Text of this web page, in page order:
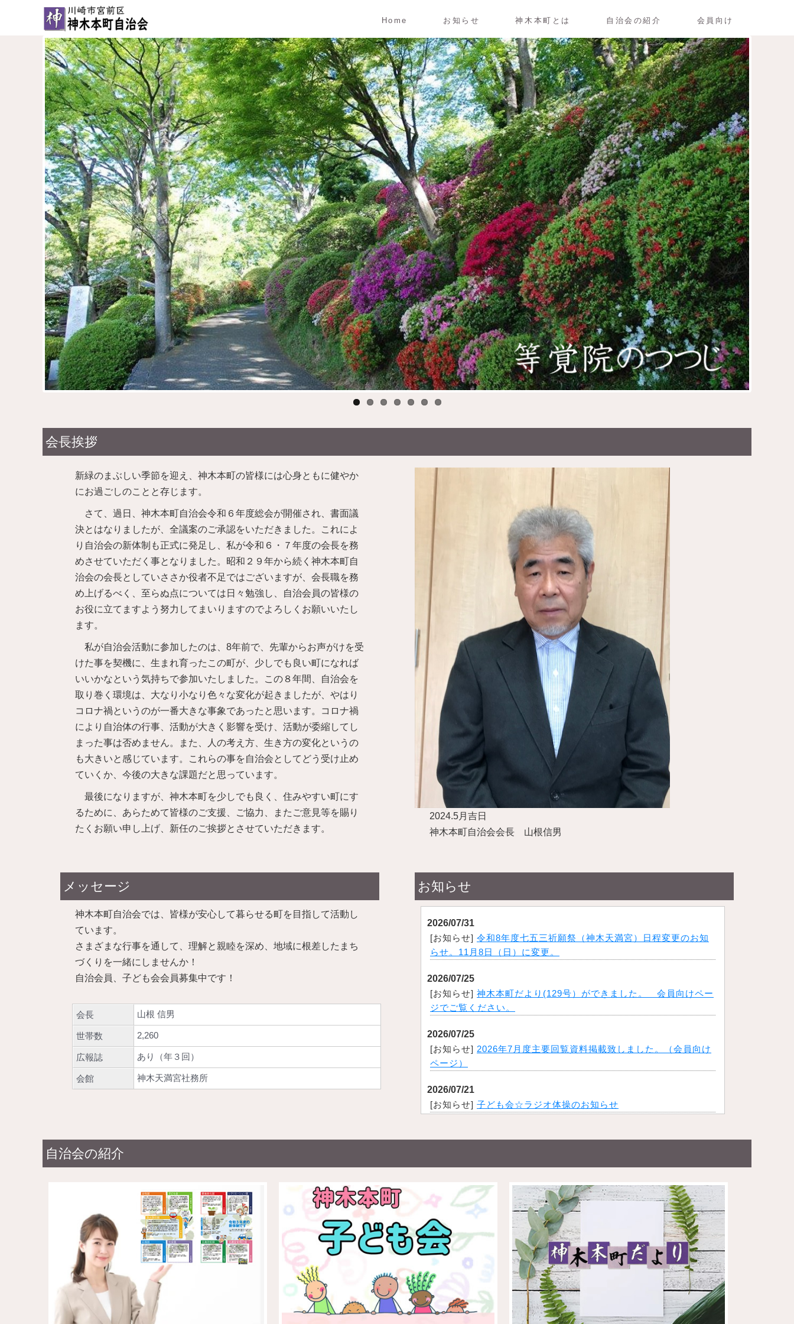
Home お知らせ 神木本町とは 自治会の紹介 会員向け
会長挨拶
新緑のまぶしい季節を迎え、神木本町の皆様には心身ともに健やか
にお過ごしのことと存じます。
さて、過日、神木本町自治会令和６年度総会が開催され、書面議
決とはなりましたが、全議案のご承認をいただきました。これによ
り自治会の新体制も正式に発足し、私が令和６・７年度の会長を務
めさせていただく事となりました。昭和２９年から続く神木本町自
治会の会長としていささか役者不足ではございますが、会長職を務
め上げるべく、至らぬ点については日々勉強し、自治会員の皆様の
お役に立てますよう努力してまいりますのでよろしくお願いいたし
ます。
私が自治会活動に参加したのは、8年前で、先輩からお声がけを受
けた事を契機に、生まれ育ったこの町が、少しでも良い町になれば
いいかなという気持ちで参加いたしました。この８年間、自治会を
取り巻く環境は、大なり小なり色々な変化が起きましたが、やはり
コロナ禍というのが一番大きな事象であったと思います。コロナ禍
により自治体の行事、活動が大きく影響を受け、活動が委縮してし
まった事は否めません。また、人の考え方、生き方の変化というの
も大きいと感じています。これらの事を自治会としてどう受け止め
ていくか、今後の大きな課題だと思っています。
最後になりますが、神木本町を少しでも良く、住みやすい町にす
るために、あらためて皆様のご支援、ご協力、またご意見等を賜り
たくお願い申し上げ、新任のご挨拶とさせていただきます。
2024.5月吉日
神木本町自治会会長 山根信男
メッセージ
神木本町自治会では、皆様が安心して暮らせる町を目指して活動し
ています。
さまざまな行事を通して、理解と親睦を深め、地域に根差したまち
づくりを一緒にしませんか！
自治会員、子ども会会員募集中です！
会長 山根 信男
世帯数 2,260
広報誌 あり（年３回）
会館 神木天満宮社務所
お知らせ
2026/07/31
[お知らせ] 令和8年度七五三祈願祭（神木天満宮）日程変更のお知
らせ。11月8日（日）に変更。
2026/07/25
[お知らせ] 神木本町だより(129号）ができました。 会員向けペー
ジでご覧ください。
2026/07/25
[お知らせ] 2026年7月度主要回覧資料掲載致しました。（会員向け
ページ）
2026/07/21
[お知らせ] 子ども会☆ラジオ体操のお知らせ
2026/07/03
[お知らせ]子ども会☆水遊びのお知らせ
2026/06/27
[活動報告]
6月度総会延期
2026/06/10
[活動報告]
夏祭りご案内
2026/05/30
自治会の紹介